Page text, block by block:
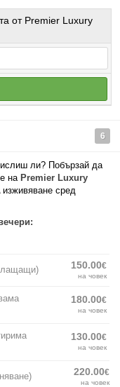
от Premier Luxury
6
ли? Побързай да
на Premier Luxury
изживяване сред
150.00€
на човек
180.00€
на човек
130.00€
на човек
220.00€
на човек